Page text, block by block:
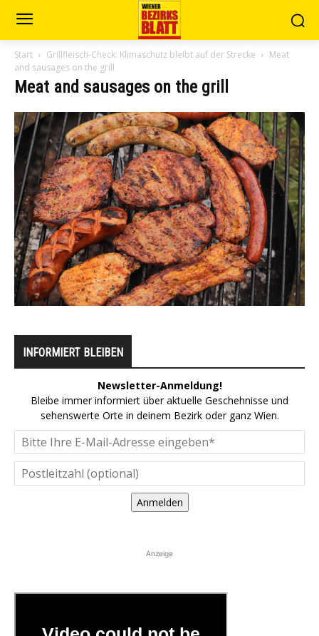
Start Grillfleisch-Check: Klimaschutz bleibt auf der Strecke
Meat
and sausages on the grill
Meat and sausages on the grill
INFORMIERT BLEIBEN
Newsletter-Anmeldung!
Bleibe immer informiert über aktuelle Geschehnisse und
sehenswerte Orte in deinem Bezirk oder ganz Wien.
Anmelden
Anzeige